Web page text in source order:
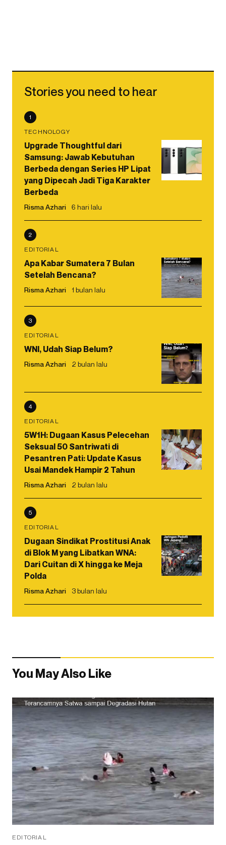
Stories you need to hear
1
TECHNOLOGY
Upgrade Thoughtful dari
Samsung: Jawab Kebutuhan
Berbeda dengan Series HP Lipat
yang Dipecah Jadi Tiga Karakter
Berbeda
Risma Azhari 6 hari lalu
2
EDITORIAL
Apa Kabar Sumatera 7 Bulan
Setelah Bencana?
Risma Azhari 1 bulan lalu
3
EDITORIAL
WNI, Udah Siap Belum?
Risma Azhari 2 bulan lalu
4
EDITORIAL
5W1H: Dugaan Kasus Pelecehan
Seksual 50 Santriwati di
Pesantren Pati: Update Kasus
Usai Mandek Hampir 2 Tahun
Risma Azhari 2 bulan lalu
5
EDITORIAL
Dugaan Sindikat Prostitusi Anak
di Blok M yang Libatkan WNA:
Dari Cuitan di X hingga ke Meja
Polda
Risma Azhari 3 bulan lalu
You May Also Like
EDITORIAL